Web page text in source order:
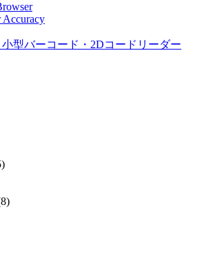
Accuracy
小型バーコード・2Dコードリーダー